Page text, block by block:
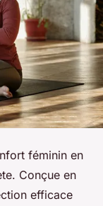
féminin en
Conçue en
efficace